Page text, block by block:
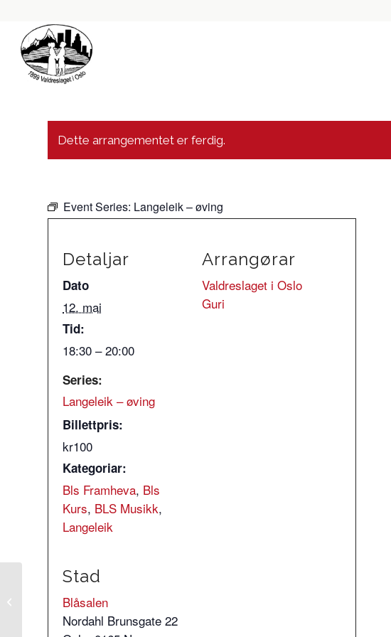
Dette arrangementet er ferdig.
Event Series: Langeleik – øving
Detaljar
Dato
12. mai
Tid:
18:30 – 20:00
Series:
Langeleik – øving
Billettpris:
kr100
Kategoriar:
Bls Framheva, Bls
Kurs, BLS Musikk,
Langeleik
Arrangørar
Valdreslaget i Oslo
Guri
Stad
Blåsalen
Nordahl Brunsgate 22
Valdresspringar